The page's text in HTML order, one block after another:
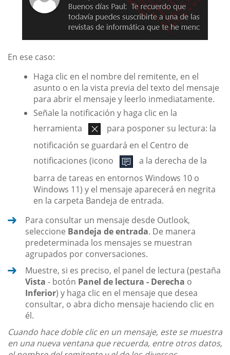
En ese caso:
Haga clic en el nombre del remitente, en el
asunto o en la vista previa del texto del mensaje
para abrir el mensaje y leerlo inmediatamente.
Señale la notificación y haga clic en la
herramienta
para posponer su lectura: la
notificación se guardará en el Centro de
notificaciones (icono
a la derecha de la
barra de tareas en entornos Windows 10 o
Windows 11) y el mensaje aparecerá en negrita
en la carpeta Bandeja de entrada.
Para consultar un mensaje desde Outlook,
seleccione Bandeja de entrada. De manera
predeterminada los mensajes se muestran
agrupados por conversaciones.
Muestre, si es preciso, el panel de lectura (pestaña
Vista - botón Panel de lectura - Derecha o
Inferior) y haga clic en el mensaje que desea
consultar, o abra dicho mensaje haciendo clic en
él.
Cuando hace doble clic en un mensaje, este se muestra
en una nueva ventana que recuerda, entre otros datos,